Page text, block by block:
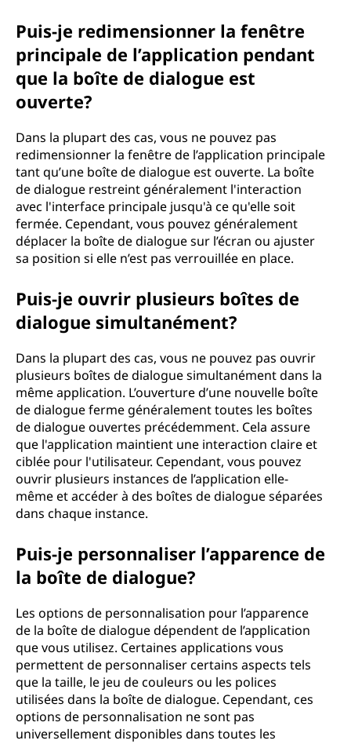
Puis-je redimensionner la fenêtre
principale de l’application pendant
que la boîte de dialogue est
ouverte?
Dans la plupart des cas, vous ne pouvez pas
redimensionner la fenêtre de l’application principale
tant qu’une boîte de dialogue est ouverte. La boîte
de dialogue restreint généralement l'interaction
avec l'interface principale jusqu'à ce qu'elle soit
fermée. Cependant, vous pouvez généralement
déplacer la boîte de dialogue sur l’écran ou ajuster
sa position si elle n’est pas verrouillée en place.
Puis-je ouvrir plusieurs boîtes de
dialogue simultanément?
Dans la plupart des cas, vous ne pouvez pas ouvrir
plusieurs boîtes de dialogue simultanément dans la
même application. L’ouverture d’une nouvelle boîte
de dialogue ferme généralement toutes les boîtes
de dialogue ouvertes précédemment. Cela assure
que l'application maintient une interaction claire et
ciblée pour l'utilisateur. Cependant, vous pouvez
ouvrir plusieurs instances de l’application elle-
même et accéder à des boîtes de dialogue séparées
dans chaque instance.
Puis-je personnaliser l’apparence de
la boîte de dialogue?
Les options de personnalisation pour l’apparence
de la boîte de dialogue dépendent de l’application
que vous utilisez. Certaines applications vous
permettent de personnaliser certains aspects tels
que la taille, le jeu de couleurs ou les polices
utilisées dans la boîte de dialogue. Cependant, ces
options de personnalisation ne sont pas
universellement disponibles dans toutes les